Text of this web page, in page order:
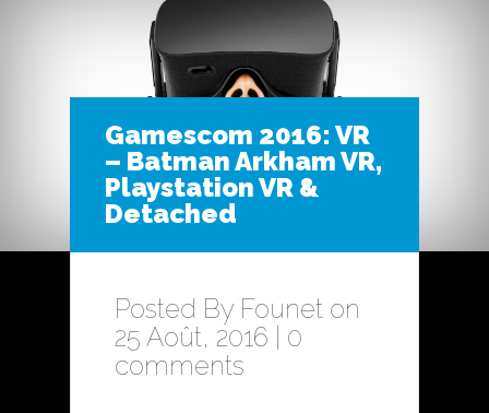
Gamescom 2016: VR
– Batman Arkham VR,
Playstation VR &
Detached
Posted By Founet on
25 Août, 2016 | 0
comments